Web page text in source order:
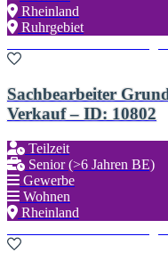
Rheinland
Ruhrgebiet
Sachbearbeiter
Verkauf – ID: 10802
Teilzeit
Senior (>6 Jahren BE)
Gewerbe
Wohnen
Rheinland